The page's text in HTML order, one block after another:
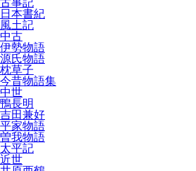
古事記
日本書紀
風土記
中古
伊勢物語
源氏物語
枕草子
今昔物語集
中世
鴨長明
吉田兼好
平家物語
曽我物語
太平記
近世